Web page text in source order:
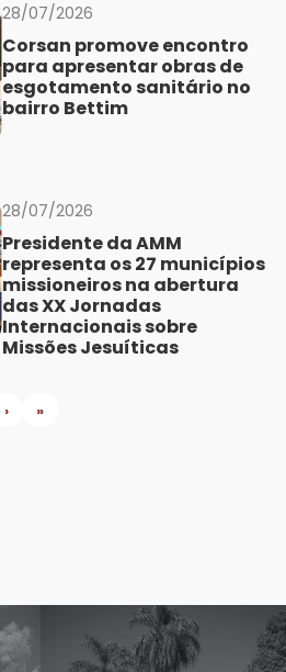
28/07/2026
Corsan promove encontro
para apresentar obras de
esgotamento sanitário no
bairro Bettim
28/07/2026
Presidente da AMM
representa os 27 municípios
missioneiros na abertura
das XX Jornadas
Internacionais sobre
Missões Jesuíticas
› »